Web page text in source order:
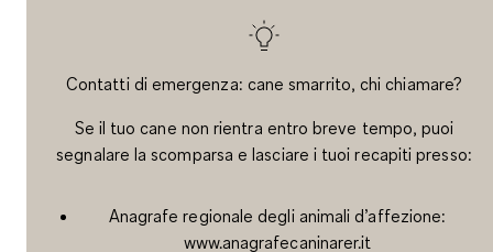
Contatti di emergenza: cane smarrito, chi chiamare?
Se il tuo cane non rientra entro breve tempo, puoi
segnalare la scomparsa e lasciare i tuoi recapiti presso:
Anagrafe regionale degli animali d’affezione:
www.anagrafecaninarer.it